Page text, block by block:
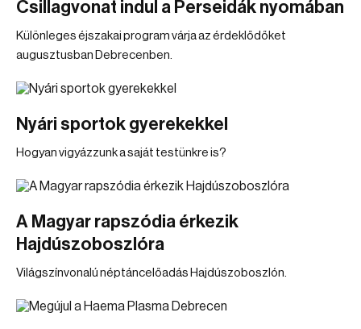
Csillagvonat indul a Perseidák nyomában
Különleges éjszakai program várja az érdeklődőket
augusztusban Debrecenben.
Nyári sportok gyerekekkel
Hogyan vigyázzunk a saját testünkre is?
A Magyar rapszódia érkezik
Hajdúszoboszlóra
Világszínvonalú néptáncelőadás Hajdúszoboszlón.